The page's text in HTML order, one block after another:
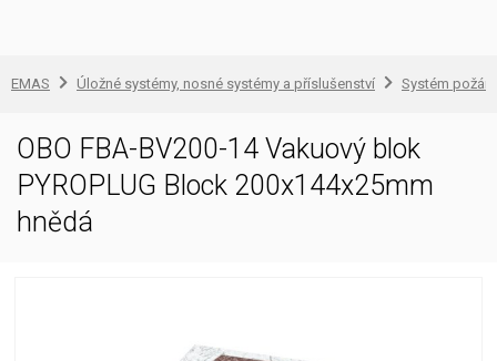
EMAS Úložné systémy, nosné systémy a příslušenství Systém
OBO FBA-BV200-14 Vakuový blok
PYROPLUG Block 200x144x25mm
hnědá